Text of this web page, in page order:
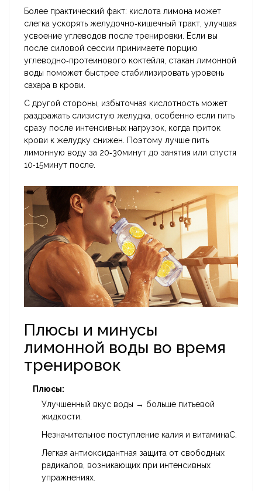
Более практический факт: кислота лимона может
слегка ускорять желудочно‑кишечный тракт, улучшая
усвоение углеводов после тренировки. Если вы
после силовой сессии принимаете порцию
углеводно‑протеинового коктейля, стакан лимонной
воды поможет быстрее стабилизировать уровень
сахара в крови.
С другой стороны, избыточная кислотность может
раздражать слизистую желудка, особенно если пить
сразу после интенсивных нагрузок, когда приток
крови к желудку снижен. Поэтому лучше пить
лимонную воду за 20‑30минут до занятия или спустя
10‑15минут после.
Плюсы и минусы
лимонной воды во время
тренировок
Плюсы:
Улучшенный вкус воды → больше питьевой
жидкости.
Незначительное поступление калия и витаминаC.
Легкая антиоксидантная защита от свободных
радикалов, возникающих при интенсивных
упражнениях.